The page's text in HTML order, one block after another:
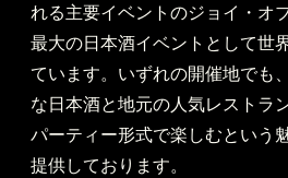
れる主要イベントのジョイ・オ
最大の日本酒イベントとして世
ています。いずれの開催地でも
な日本酒と地元の人気レストラ
パーティー形式で楽しむという
提供しております。